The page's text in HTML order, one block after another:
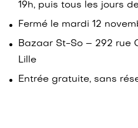
19h, puis tous les jours de
Fermé le mardi 12
Bazaar St-So – 292 rue
Lille
Entrée gratuite, sans